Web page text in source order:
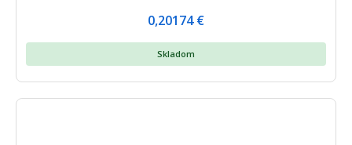
0,20174€
Skladom